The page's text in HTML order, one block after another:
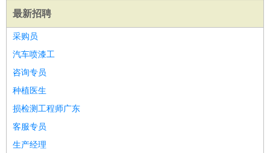
最新招聘
采购员
汽车喷漆工
咨询专员
种植医生
损检测工程师广东
客服专员
生产经理